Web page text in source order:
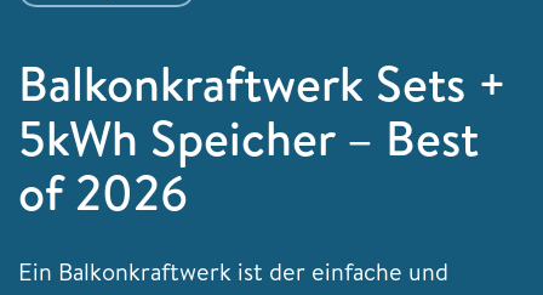
Balkonkraftwerk Sets +
5kWh Speicher – Best
of 2026
Ein Balkonkraftwerk ist der einfache und